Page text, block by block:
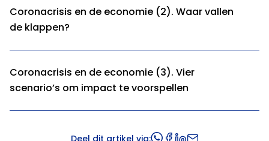
Coronacrisis en de economie (2). Waar vallen
de klappen?
Coronacrisis en de economie (3). Vier
scenario’s om impact te voorspellen
Deel dit artikel via: